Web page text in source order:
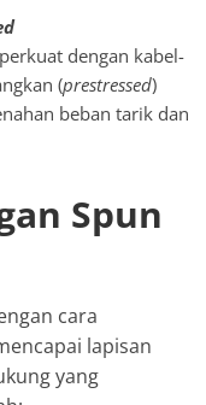
dengan kabel-
(prestressed)
beban tarik dan
Spun
cara
lapisan
yang